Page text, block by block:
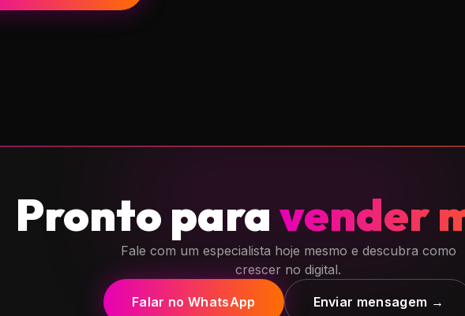
Pronto paravender
Fale com um especialista hoje mesmo e descubra como
crescer no digital.
Falar no WhatsApp Enviar mensagem →